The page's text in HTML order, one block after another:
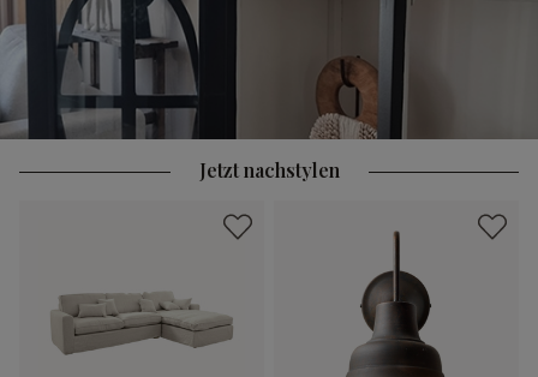
Jetzt nachstylen